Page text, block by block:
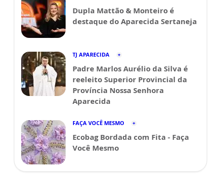
Dupla Mattão & Monteiro é
destaque do Aparecida Sertaneja
TJ APARECIDA
Padre Marlos Aurélio da Silva é
reeleito Superior Provincial da
Província Nossa Senhora
Aparecida
FAÇA VOCÊ MESMO
Ecobag Bordada com Fita - Faça
Você Mesmo